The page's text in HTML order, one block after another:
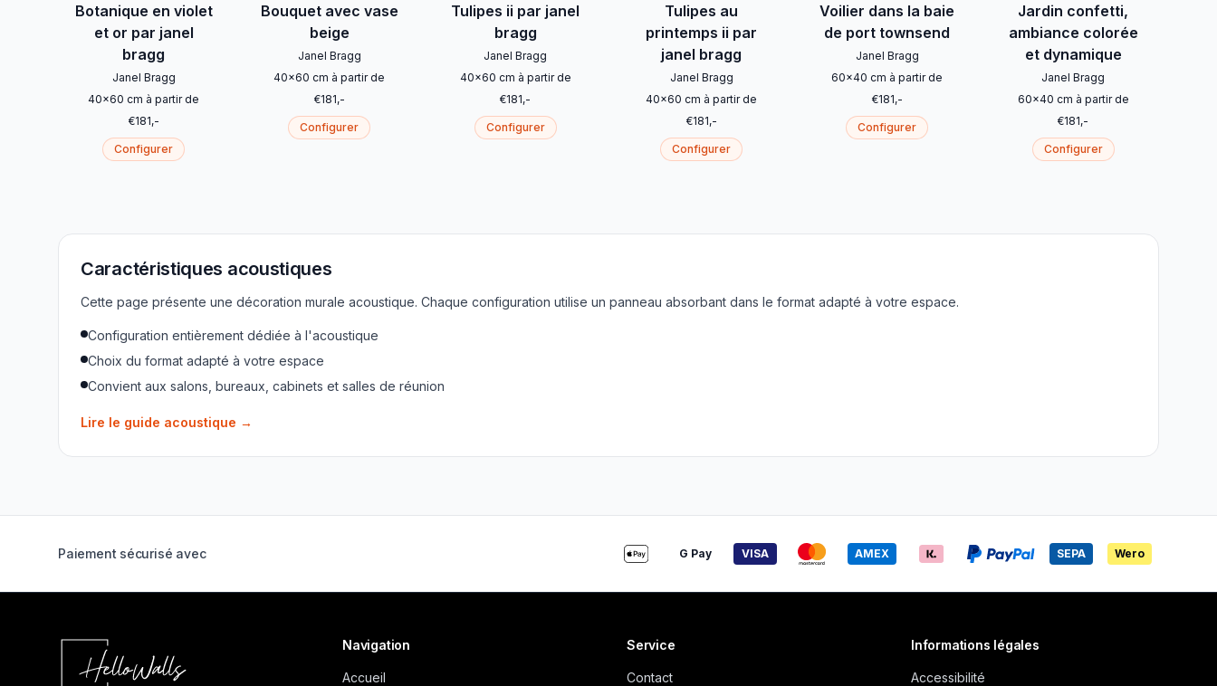
Botanique en violet
et or par janel
bragg
Janel Bragg
40x60 cm à partir de
€181,-
Configurer
Bouquet avec vase
beige
Janel Bragg
40x60 cm à partir de
€181,-
Configurer
Tulipes ii par janel
bragg
Janel Bragg
40x60 cm à partir de
€181,-
Configurer
Tulipes au
printemps ii par
janel bragg
Janel Bragg
40x60 cm à partir de
€181,-
Configurer
Voilier dans la baie
de port townsend
Janel Bragg
60x40 cm à partir de
€181,-
Configurer
Jardin confetti,
ambiance colorée
et dynamique
Janel Bragg
60x40 cm à partir de
€181,-
Configurer
Caractéristiques acoustiques
Cette page présente une décoration murale acoustique. Chaque configuration utilise un panneau absorbant dans le format adapté à votre espace.
Configuration entièrement dédiée à l'acoustique
Choix du format adapté à votre espace
Convient aux salons, bureaux, cabinets et salles de réunion
Lire le guide acoustique →
Paiement sécurisé avec G Pay VISA AMEX SEPA Wero
Navigation
Accueil
Service
Contact
Informations légales
Accessibilité